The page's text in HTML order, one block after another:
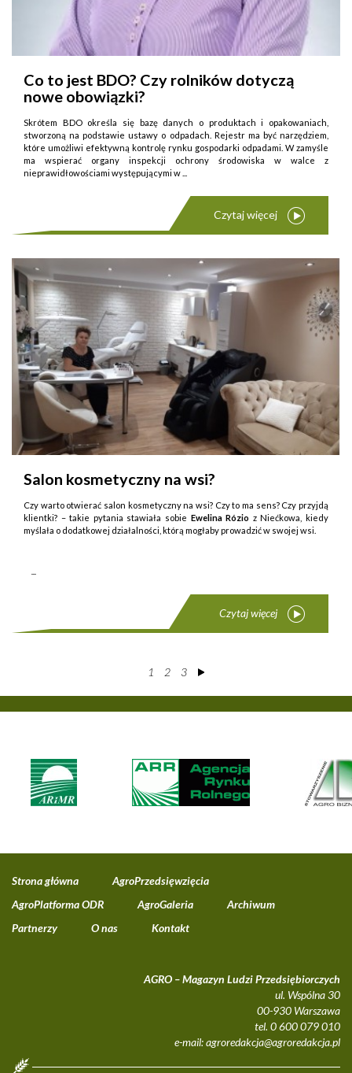
Co to jest BDO? Czy rolników dotyczą
nowe obowiązki?
Skrótem BDO określa się bazę danych o produktach i opakowaniach,
stworzoną na podstawie ustawy o odpadach. Rejestr ma być narzędziem,
które umożliwi efektywną kontrolę rynku gospodarki odpadami. W zamyśle
ma wspierać organy inspekcji ochrony środowiska w walce z
nieprawidłowościami występującymi w ...
Czytaj więcej
Salon kosmetyczny na wsi?
Czy warto otwierać salon kosmetyczny na wsi? Czy to ma sens? Czy przyjdą
klientki? – takie py­tania stawiała sobie Ewelina Rózio z Niećkowa, kiedy
myślała o dodatkowej działalności, którą mogłaby prowadzić w swojej wsi.
Czytaj więcej
1 2 3
Strona główna
AgroPrzedsięwzięcia
AgroPlatforma ODR
AgroGaleria
Archiwum
Partnerzy
O nas Kontakt
AGRO – Magazyn Ludzi Przedsiębiorczych
ul. Wspólna 30
00-930 Warszawa
tel. 0 600 079 010
e-mail:agroredakcja@agroredakcja.pl